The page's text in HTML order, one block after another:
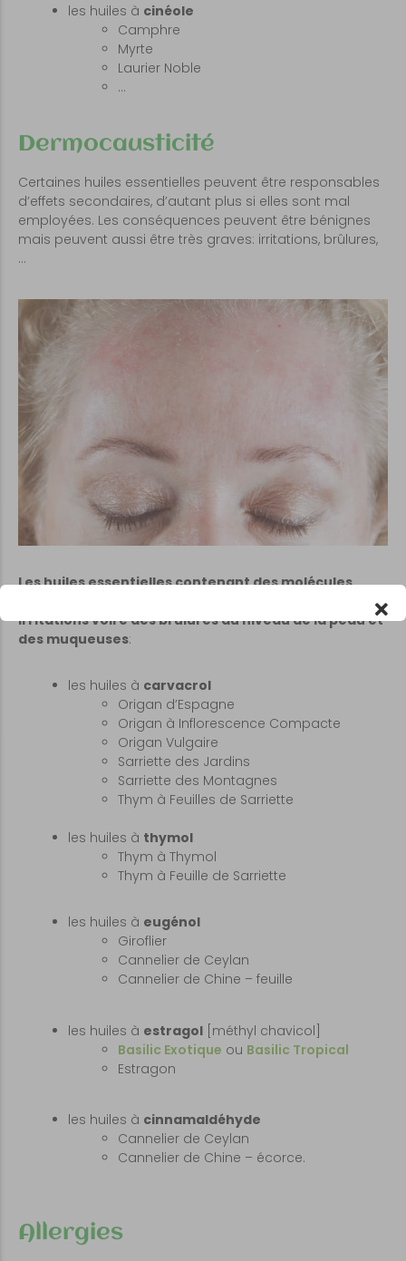
les huiles à cinéole
Camphre
Myrte
Laurier Noble
…
Dermocausticité
Certaines huiles essentielles peuvent être responsables
d’effets secondaires, d’autant plus si elles sont mal
employées. Les conséquences peuvent être bénignes
mais peuvent aussi être très graves: irritations, brûlures,
…
Les huiles essentielles contenant des molécules
irritations voire des brûlures au niveau de la peau et
des muqueuses:
les huiles à carvacrol
Origan d’Espagne
Origan à Inflorescence Compacte
Origan Vulgaire
Sarriette des Jardins
Sarriette des Montagnes
Thym à Feuilles de Sarriette
les huiles à thymol
Thym à Thymol
Thym à Feuille de Sarriette
les huiles à eugénol
Giroflier
Cannelier de Ceylan
Cannelier de Chine – feuille
les huiles à estragol [méthyl chavicol]
Basilic Exotique ou Basilic Tropical
Estragon
les huiles à cinnamaldéhyde
Cannelier de Ceylan
Cannelier de Chine – écorce.
Allergies